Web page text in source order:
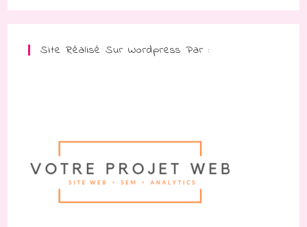
Site Réalisé Sur Wordpress Par :